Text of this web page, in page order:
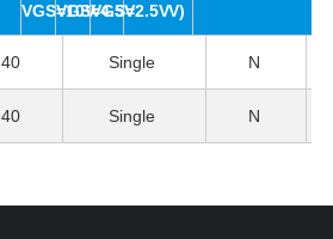
VGS=10VVGS=4.5V
VGS=2.5VV)
40 Single N
40 Single N